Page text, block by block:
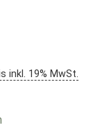
inkl. 19% MwSt.